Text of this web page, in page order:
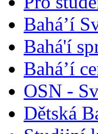
Bahá’í
Bahá'í
Bahá’í
OSN -
Dětská